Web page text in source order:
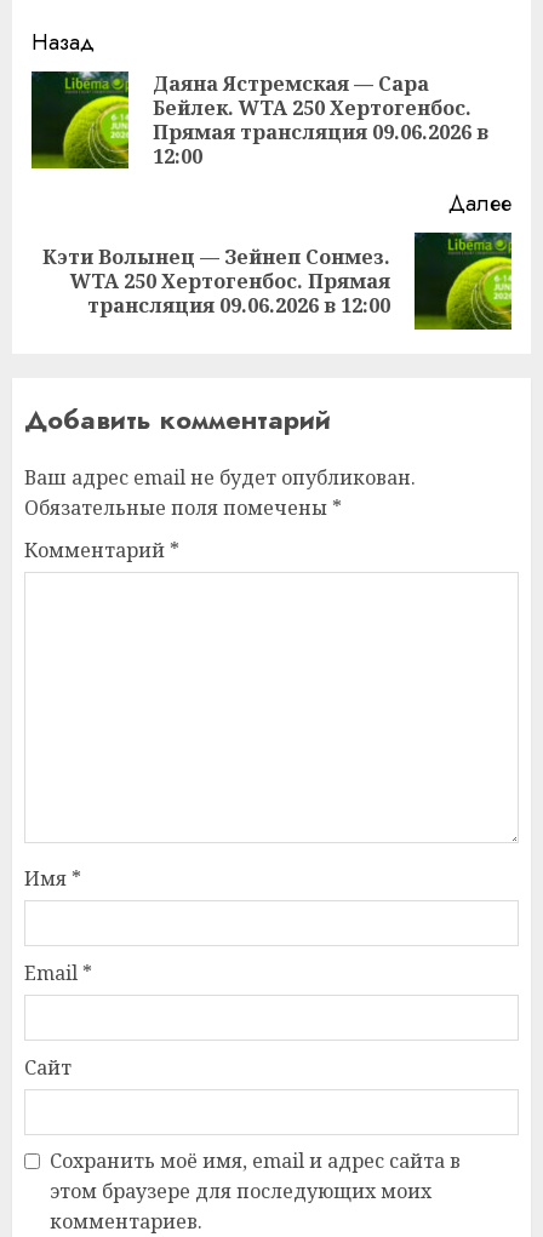
Продолжить
чтение
Назад
Даяна Ястремская — Сара
Бейлек. WTA 250 Хертогенбос.
Прямая трансляция 09.06.2026 в
12:00
Далее
Следующая
запись:
Кэти Волынец — Зейнеп Сонмез.
WTA 250 Хертогенбос. Прямая
трансляция 09.06.2026 в 12:00
Добавить комментарий
Ваш адрес email не будет опубликован.
Обязательные поля помечены *
Комментарий *
Имя *
Email *
Сайт
Сохранить моё имя, email и адрес сайта в
этом браузере для последующих моих
комментариев.